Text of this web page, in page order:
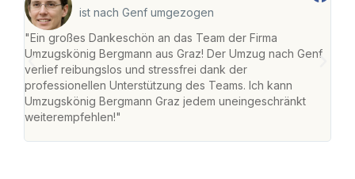
ist nach Genf umgezogen
"Ein großes Dankeschön an das Team der Firma
Umzugskönig Bergmann aus Graz! Der Umzug nach Genf
verlief reibungslos und stressfrei dank der
professionellen Unterstützung des Teams. Ich kann
Umzugskönig Bergmann Graz jedem uneingeschränkt
weiterempfehlen!"